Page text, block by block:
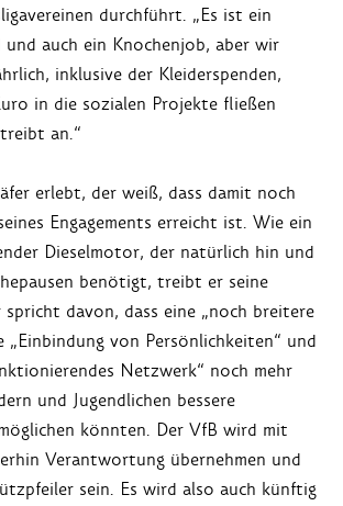
durchführt. „Es ist ein
auch ein Knochenjob, aber wir
inklusive der Kleiderspenden,
in die sozialen Projekte fließen
an.“
erlebt, der weiß, dass damit noch
Engagements erreicht ist. Wie ein
Dieselmotor, der natürlich hin und
benötigt, treibt er seine
davon, dass eine „noch breitere
„Einbindung von Persönlichkeiten“ und
Netzwerk“ noch mehr
und Jugendlichen bessere
könnten. Der VfB wird mit
Verantwortung übernehmen und
sein. Es wird also auch künftig